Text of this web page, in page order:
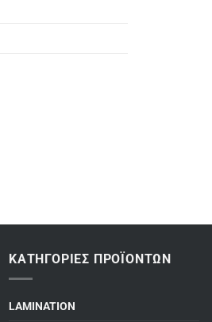
ΚΑΤΗΓΟΡΊΕΣ ΠΡΟΪΌΝΤΩΝ
LAMINATION